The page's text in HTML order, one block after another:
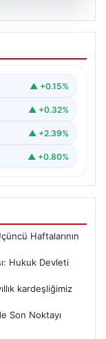
▲ +0.15%
▲ +0.32%
▲ +2.39%
▲ +0.80%
Haftalarının
Hukuk Devleti
kardeşliğimiz
Son Noktayı